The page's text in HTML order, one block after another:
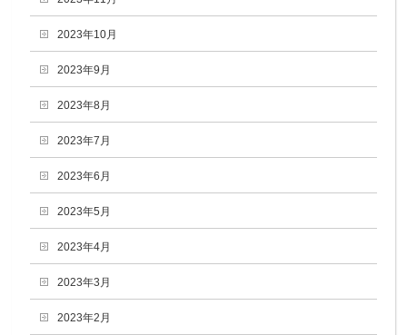
2023年10月
2023年9月
2023年8月
2023年7月
2023年6月
2023年5月
2023年4月
2023年3月
2023年2月